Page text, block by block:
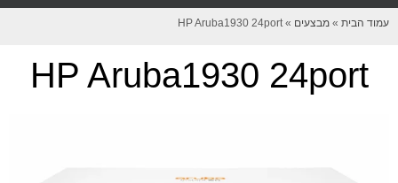
עמוד הבית » מבצעים »
HP Aruba1930 24port
HP Aruba1930 24port